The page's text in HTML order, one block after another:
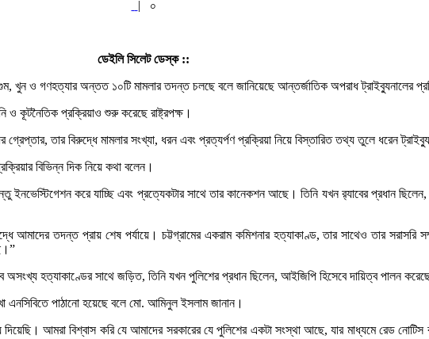
| ০
ডেইলি সিলেট ডেস্ক ::
খুন ও গণহত্যার অন্তত ১০টি মামলার তদন্ত চলছে বলে জানিয়েছে আন্তর্জাতিক অপরাধ ট্রাইব্যুনালের
ও কূটনৈতিক প্রক্রিয়াও শুরু করেছে রাষ্ট্রপক্ষ।
তার বিরুদ্ধে মামলার সংখ্যা, ধরন এবং প্রত্যর্পণ প্রক্রিয়া নিয়ে বিস্তারিত তথ্য তুলে ধরেন
বিভিন্ন দিক নিয়ে কথা বলেন।
ইনভেস্টিগেশন করে যাচ্ছি এবং প্রত্যেকটার সাথে তার কানেকশন আছে। তিনি যখন র‌্যাবের প্রধান
আমাদের তদন্ত প্রায় শেষ পর্যায়ে। চট্টগ্রামের একরাম কমিশনার হত্যাকাণ্ড, তার সাথেও তার
অসংখ্য হত্যাকাণ্ডের সাথে জড়িত, তিনি যখন পুলিশের প্রধান ছিলেন, আইজিপি হিসেবে দায়িত্ব পালন
এনসিবিতে পাঠানো হয়েছে বলে মো. আমিনুল ইসলাম জানান।
আমরা বিশ্বাস করি যে আমাদের সরকারের যে পুলিশের একটা সংস্থা আছে, যার মাধ্যমে রেড